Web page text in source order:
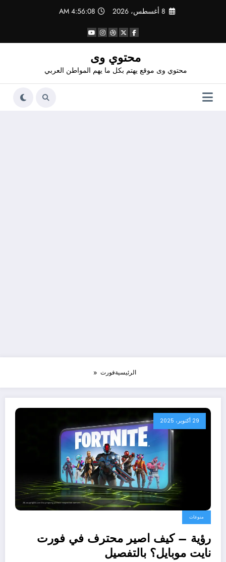
8 أغسطس، 2026 4:56:09 AM
محتوي وى
محتوي وى موقع يهتم بكل ما يهم المواطن العربي
الرئيسيةفورت
29 أكتوبر، 2025
منوعات
رؤية – كيف اصير محترف في فورت
نايت موبايل؟ بالتفصيل